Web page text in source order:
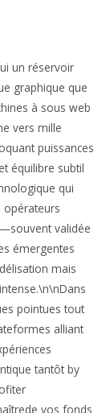
un réservoir
graphique que
à sous web
vers mille
puissances
équilibre subtil
qui
opérateurs
validée
émergentes
mais
pointues tout
alliant
tantôt by
vos fonds